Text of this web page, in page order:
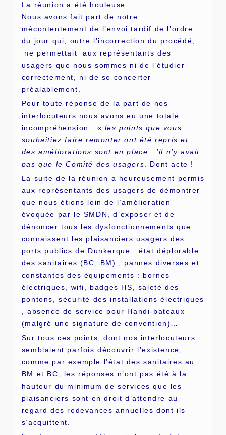
La réunion a été houleuse.
Nous avons fait part de notre
mécontentement de l’envoi tardif de l’ordre
du jour qui, outre l’incorrection du procédé,
ne permettait aux représentants des
usagers que nous sommes ni de l’étudier
correctement, ni de se concerter
préalablement.
Pour toute réponse de la part de nos
interlocuteurs nous avons eu une totale
incompréhension : « les points que vous
souhaitiez faire remonter ont été repris et
des améliorations sont en place...’il n’y avait
pas que le Comité des usagers . Dont acte !
La suite de la réunion a heureusement permis
aux représentants des usagers de démontrer
que nous étions loin de l’amélioration
évoquée par le SMDN, d’exposer et de
dénoncer tous les dysfonctionnements que
connaissent les plaisanciers usagers des
ports publics de Dunkerque : état déplorable
des sanitaires (BC, BM) , pannes diverses et
constantes des équipements : bornes
électriques, wifi, badges HS, saleté des
pontons, sécurité des installations électriques
, absence de service pour Handi-bateaux
(malgré une signature de convention)…
Sur tous ces points, dont nos interlocuteurs
semblaient parfois découvrir l’existence,
comme par exemple l’état des sanitaires au
BM et BC, les réponses n’ont pas été à la
hauteur du minimum de services que les
plaisanciers sont en droit d’attendre au
regard des redevances annuelles dont ils
s’acquittent.